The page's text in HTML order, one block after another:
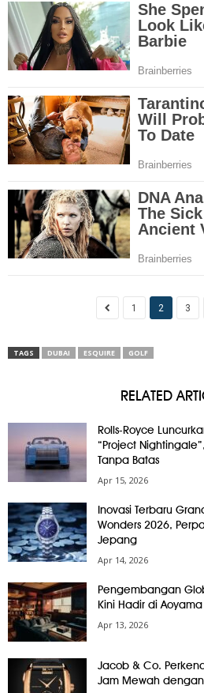
1 2 3
TAGS DUBAI ESQUIRE GOLF
RELATED
Rolls-Royce
“Project
Tanpa Batas
Apr 15, 2026
Inovasi Terbaru
Wonders 2026,
Jepang
Apr 14, 2026
Pengembangan
Kini Hadir di
Apr 13, 2026
Jacob & Co.
Jam Mewah